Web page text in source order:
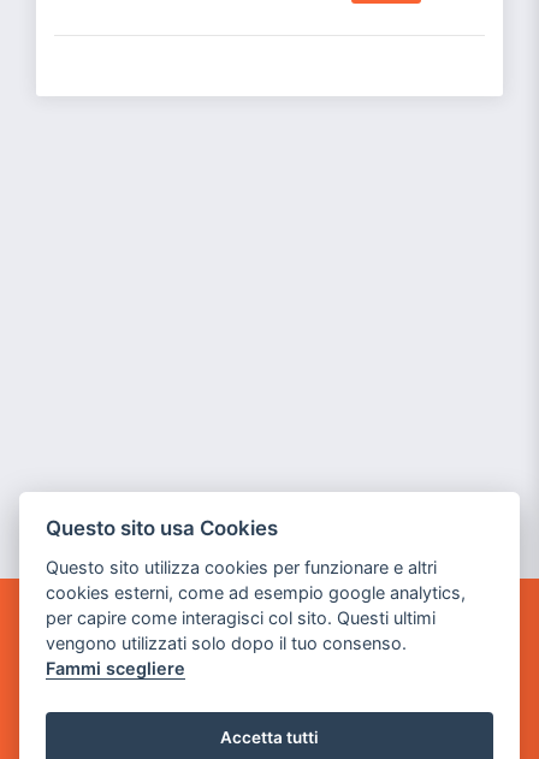
GAME WARP
BY POWER GAME SRL
Sede Legale
via Villaggio dei Platani, 3
Questo sito usa Cookies
Questo sito utilizza cookies per funzionare e altri
cookies esterni, come ad esempio google analytics,
per capire come interagisci col sito. Questi ultimi
vengono utilizzati solo dopo il tuo consenso.
Fammi scegliere
Accetta tutti